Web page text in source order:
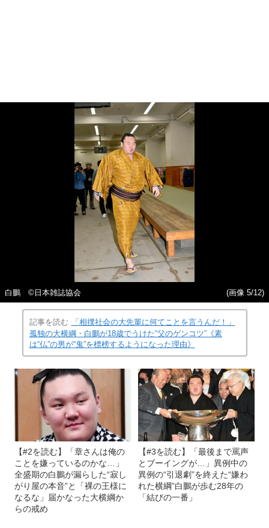
白鵬 ©日本雑誌協会 (画像 5/12)
記事を読む
「相撲社会の大先輩に何てことを言うんだ！」
孤独の大横綱・白鵬が18歳でうけた“父のゲンコツ”《素
は“仏”の男が“鬼”を標榜するようになった理由》
【#2を読む】「章さんは俺の
ことを嫌っているのかな…」
全盛期の白鵬が漏らした“寂し
がり屋の本音”と「裸の王様に
なるな」届かなった大横綱か
らの戒め
【#3を読む】「最後まで罵声
とブーイングが…」異例中の
異例の“引退劇”を終えた“嫌わ
れた横綱”白鵬が歩む28年の
「結びの一番」